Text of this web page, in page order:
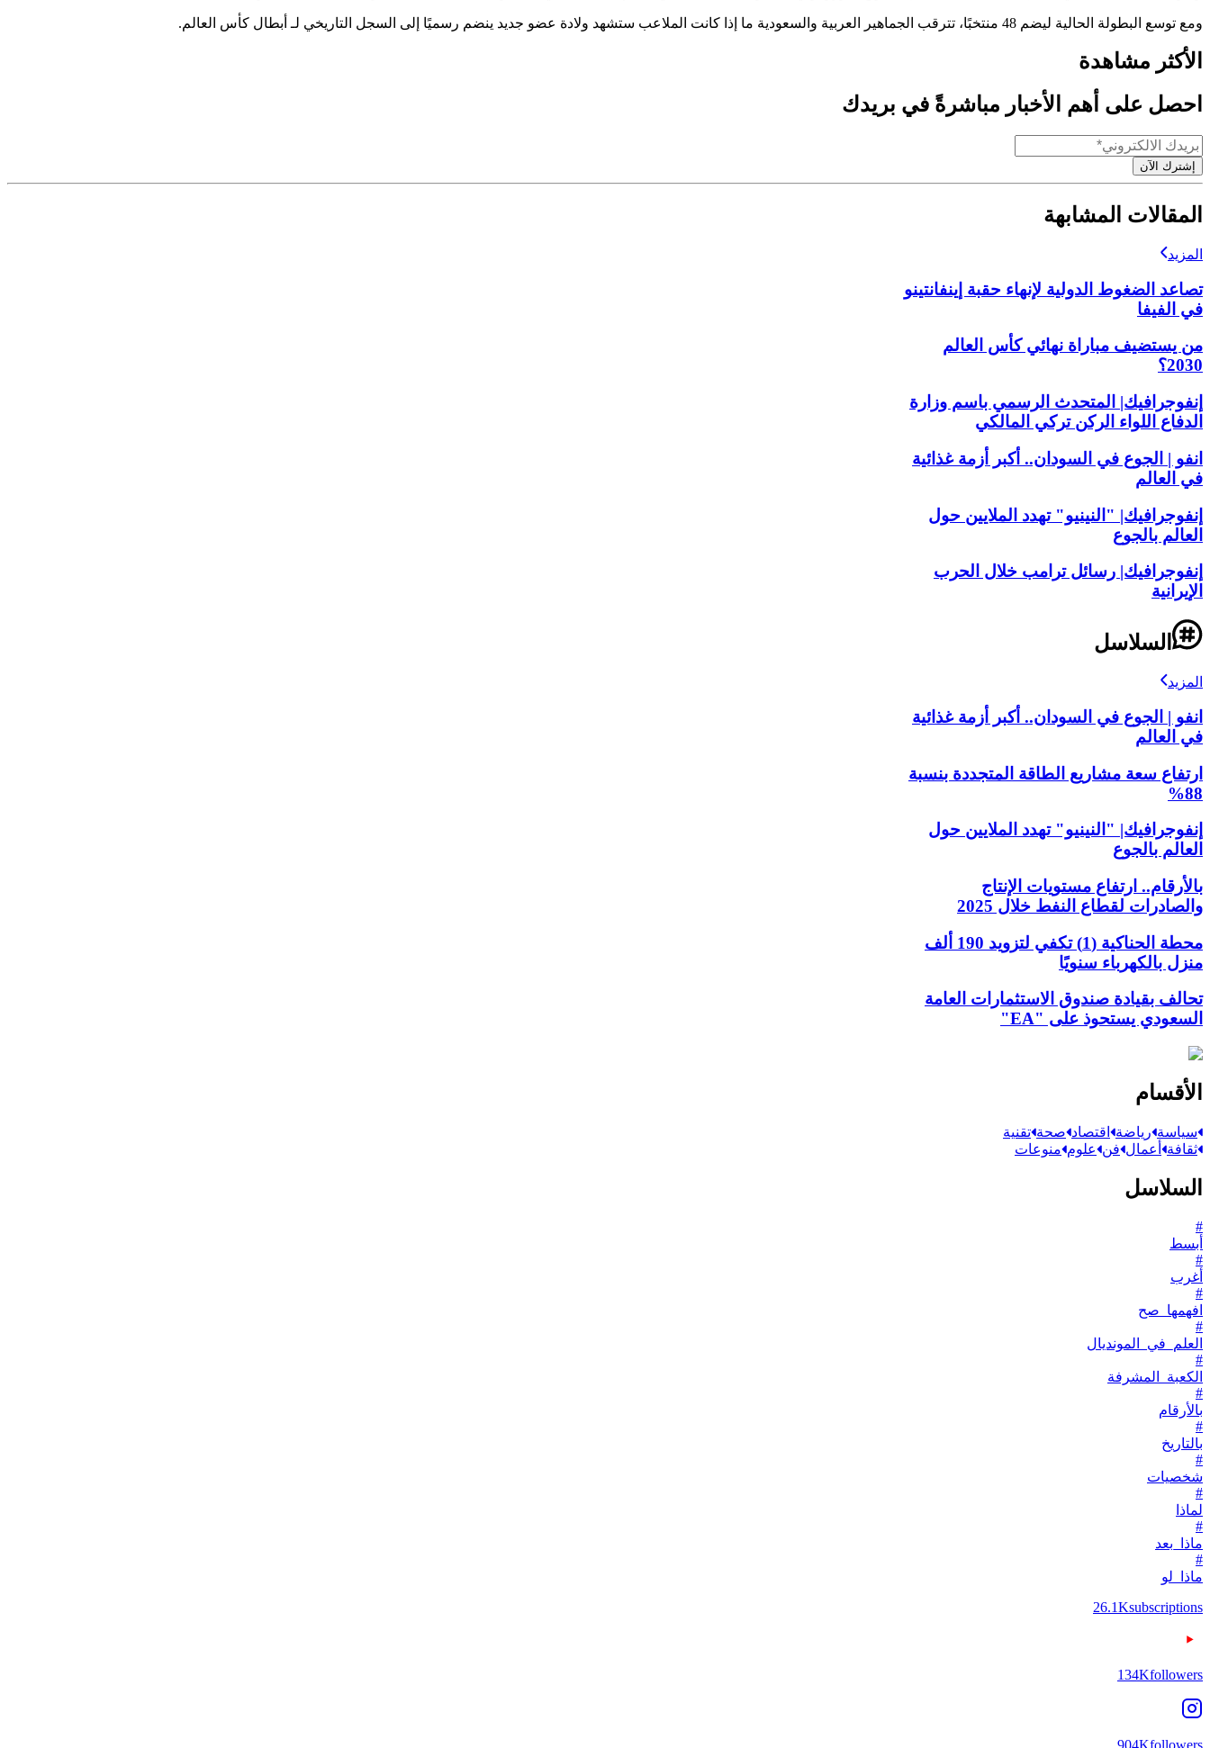
ومع توسع البطولة الحالية ليضم 48 منتخبًا، تترقب الجماهير العربية والسعودية ما إذا كانت الملاعب ستشهد ولادة عضو جديد ينضم رسميًا إلى السجل التاريخي لـ أبطال كأس العالم.
الأكثر مشاهدة
احصل على أهم الأخبار مباشرةً في بريدك
إشترك الآن
المقالات المشابهة
المزيد
تصاعد الضغوط الدولية لإنهاء حقبة إينفانتينو
في الفيفا
من يستضيف مباراة نهائي كأس العالم
2030؟
إنفوجرافيك| المتحدث الرسمي باسم وزارة
الدفاع اللواء الركن تركي المالكي
انفو | الجوع في السودان.. أكبر أزمة غذائية
في العالم
إنفوجرافيك| "النينيو" تهدد الملايين حول
العالم بالجوع
إنفوجرافيك| رسائل ترامب خلال الحرب
الإيرانية
السلاسل
المزيد
انفو | الجوع في السودان.. أكبر أزمة غذائية
في العالم
ارتفاع سعة مشاريع الطاقة المتجددة بنسبة
88%
إنفوجرافيك| "النينيو" تهدد الملايين حول
العالم بالجوع
بالأرقام.. ارتفاع مستويات الإنتاج
والصادرات لقطاع النفط خلال 2025
محطة الحناكية (1) تكفي لتزويد 190 ألف
منزل بالكهرباء سنويًا
تحالف بقيادة صندوق الاستثمارات العامة
السعودي يستحوذ على "EA"
الأقسام
سياسة رياضة اقتصاد صحة تقنية
ثقافة
أعمال فن علوم منوعات
السلاسل
#
أبسط
#
أغرب
#
افهمها_صح
#
العلم_في_المونديال
#
الكعبة_المشرفة
#
بالأرقام
#
بالتاريخ
#
شخصيات
#
لماذا
#
ماذا_بعد
#
ماذا_لو
26.1Ksubscriptions
134Kfollowers
904Kfollowers